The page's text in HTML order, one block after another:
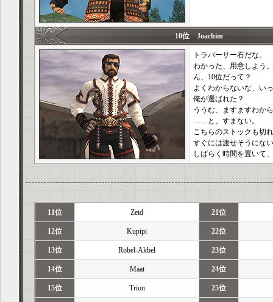
10位 Joachim
トラバーサー石だな。
わかった、用意しよう。
ん、10位だって？
よくわからないな、い
俺が選ばれた？
ううむ、ますますわか
……と、すまない。
こちらのストックも切
すぐには渡せそうにな
しばらく時間を置いて
11位 Zeid 21位
12位 Kupipi 22位
13位 Robel-Akbel 23位
14位 Maat 24位
15位 Trion 25位